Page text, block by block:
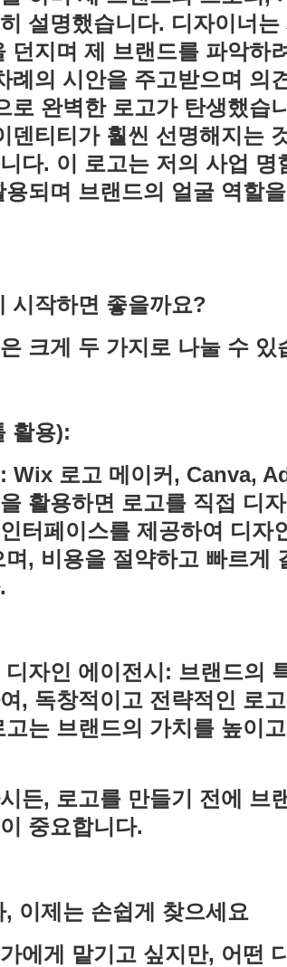
설명했습니다. 디자이너
던지며 제 브랜드를 파악하
례의 시안을 주고받으며 의
로 완벽한 로고가 탄생했습
덴티티가 훨씬 선명해지는
다. 이 로고는 저의 사업 명
되며 브랜드의 얼굴 역할
시작하면 좋을까요?
크게 두 가지로 나눌 수 있
활용):
Wix 로고 메이커, Canva,
활용하면 로고를 직접 디
터페이스를 제공하여 디자
, 비용을 절약하고 빠르게
자인 에이전시: 브랜드의
, 독창적이고 전략적인 로
는 브랜드의 가치를 높이
든, 로고를 만들기 전에 브
중요합니다.
이제는 손쉽게 찾으세요
에게 맡기고 싶지만, 어떤